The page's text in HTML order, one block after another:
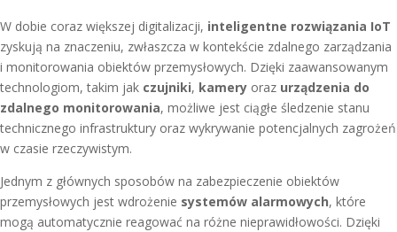
W dobie coraz większej digitalizacji, inteligentne rozwiązania IoT
zyskują na znaczeniu, zwłaszcza w kontekście zdalnego zarządzania
i monitorowania obiektów przemysłowych. Dzięki zaawansowanym
technologiom, takim jak czujniki, kamery oraz urządzenia do
zdalnego monitorowania, możliwe jest ciągłe śledzenie stanu
technicznego infrastruktury oraz wykrywanie potencjalnych zagrożeń
w czasie rzeczywistym.
Jednym z głównych sposobów na zabezpieczenie obiektów
przemysłowych jest wdrożenie systemów alarmowych, które
mogą automatycznie reagować na różne nieprawidłowości. Dzięki